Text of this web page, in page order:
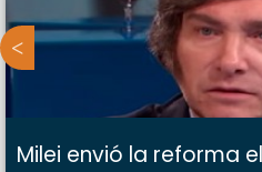
Milei envió la reforma